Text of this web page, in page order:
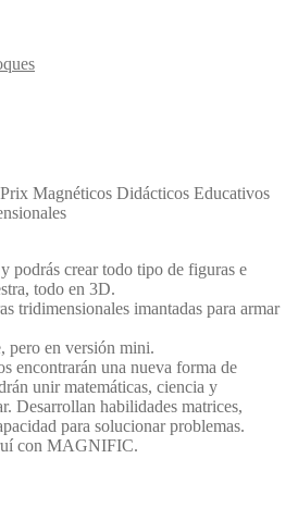
Magnéticos Didácticos Educativos
podrás crear todo tipo de figuras e
todo en 3D.
tridimensionales imantadas para armar
pero en versión mini.
encontrarán una nueva forma de
unir matemáticas, ciencia y
Desarrollan habilidades matrices,
para solucionar problemas.
con MAGNIFIC.